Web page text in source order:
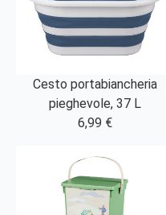
Cesto portabiancheria
pieghevole, 37 L
6,99 €